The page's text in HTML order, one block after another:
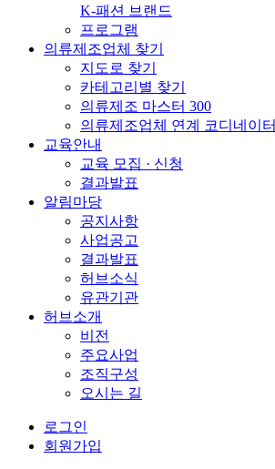
K-패션 브랜드
프로그램
의류제조업체 찾기
지도로 찾기
카테고리별 찾기
의류제조 마스터 300
의류제조업체 연계 코디네이터
교육안내
교육 모집 · 신청
결과발표
알림마당
공지사항
사업공고
결과발표
허브소식
유관기관
허브소개
비전
주요사업
조직구성
오시는 길
로그인
회원가입